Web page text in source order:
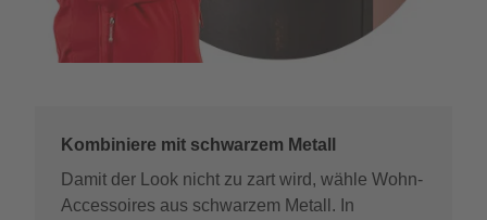
Kombiniere mit schwarzem Metall
Damit der Look nicht zu zart wird, wähle Wohn-
Accessoires aus schwarzem Metall. In